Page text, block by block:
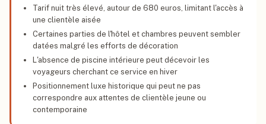
Tarif nuit très élevé, autour de 680 euros, limitant l'accès à
une clientèle aisée
Certaines parties de l'hôtel et chambres peuvent sembler
datées malgré les efforts de décoration
L'absence de piscine intérieure peut décevoir les
voyageurs cherchant ce service en hiver
Positionnement luxe historique qui peut ne pas
correspondre aux attentes de clientèle jeune ou
contemporaine